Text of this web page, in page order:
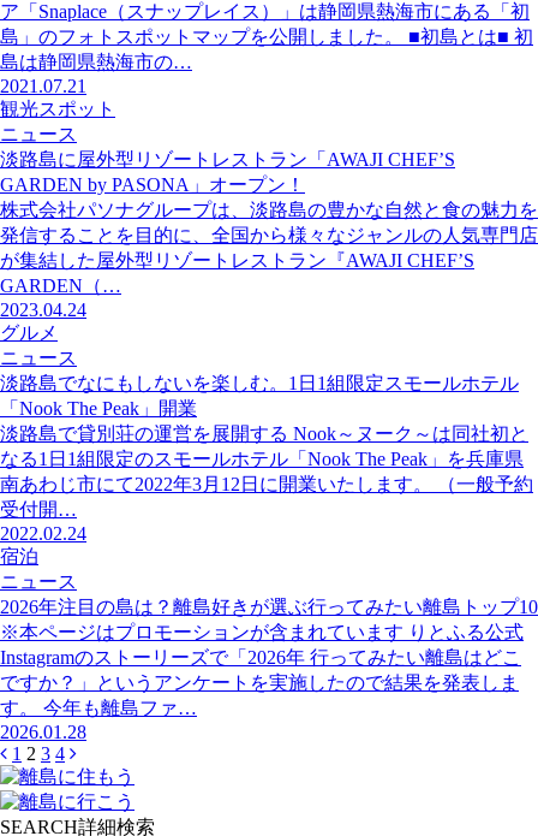
ア「Snaplace（スナップレイス）」は静岡県熱海市にある「初
島」のフォトスポットマップを公開しました。 ■初島とは■ 初
島は静岡県熱海市の…
2021.07.21
観光スポット
ニュース
淡路島に屋外型リゾートレストラン「AWAJI CHEF’S
GARDEN by PASONA」オープン！
株式会社パソナグループは、淡路島の豊かな自然と食の魅力を
発信することを目的に、全国から様々なジャンルの人気専門店
が集結した屋外型リゾートレストラン『AWAJI CHEF’S
GARDEN（…
2023.04.24
グルメ
ニュース
淡路島でなにもしないを楽しむ。1日1組限定スモールホテル
「Nook The Peak」開業
淡路島で貸別荘の運営を展開する Nook～ヌーク～は同社初と
なる1日1組限定のスモールホテル「Nook The Peak」を兵庫県
南あわじ市にて2022年3月12日に開業いたします。 （一般予約
受付開…
2022.02.24
宿泊
ニュース
2026年注目の島は？離島好きが選ぶ行ってみたい離島トップ10
※本ページはプロモーションが含まれています りとふる公式
Instagramのストーリーズで「2026年 行ってみたい離島はどこ
ですか？」というアンケートを実施したので結果を発表しま
す。 今年も離島ファ…
2026.01.28
1 2 3 4
SEARCH詳細検索